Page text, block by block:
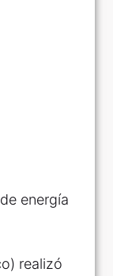
energía
realizó